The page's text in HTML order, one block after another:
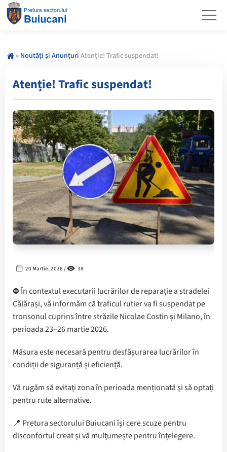
» Noutăți și Anunțuri Atenție! Trafic suspendat!
Atenție! Trafic suspendat!
20 Martie, 2026 / 38
⛔️ În contextul executarii lucrărilor de reparație a stradelei
Călărași, vă informăm că traficul rutier va fi suspendat pe
tronsonul cuprins între străzile Nicolae Costin și Milano, în
perioada 23–26 martie 2026.
Măsura este necesară pentru desfășurarea lucrărilor în
condiții de siguranță și eficiență.
Vă rugăm să evitați zona în perioada menționată și să optați
pentru rute alternative.
📍 Pretura sectorului Buiucani își cere scuze pentru
disconfortul creat și vă mulțumește pentru înțelegere.